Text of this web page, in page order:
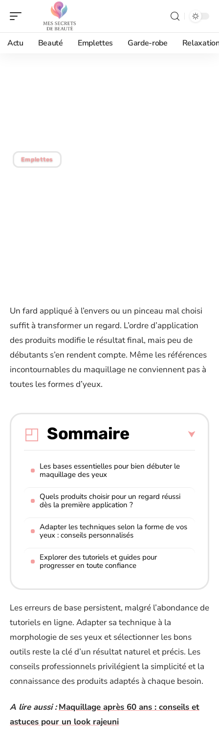
Actu Beauté Emplettes Garde-robe
Emplettes
Un fard appliqué à l’envers ou un pinceau mal choisi
suffit à transformer un regard. L’ordre d’application
des produits modifie le résultat final, mais peu de
débutants s’en rendent compte. Même les références
incontournables du maquillage ne conviennent pas à
toutes les formes d’yeux.
Sommaire
Les bases essentielles pour bien débuter le
maquillage des yeux
Quels produits choisir pour un regard réussi
dès la première application ?
Adapter les techniques selon la forme de vos
yeux : conseils personnalisés
Explorer des tutoriels et guides pour
progresser en toute confiance
Les erreurs de base persistent, malgré l’abondance de
tutoriels en ligne. Adapter sa technique à la
morphologie de ses yeux et sélectionner les bons
outils reste la clé d’un résultat naturel et précis. Les
conseils professionnels privilégient la simplicité et la
connaissance des produits adaptés à chaque besoin.
A lire aussi : Maquillage après 60 ans : conseils et
astuces pour un look rajeuni